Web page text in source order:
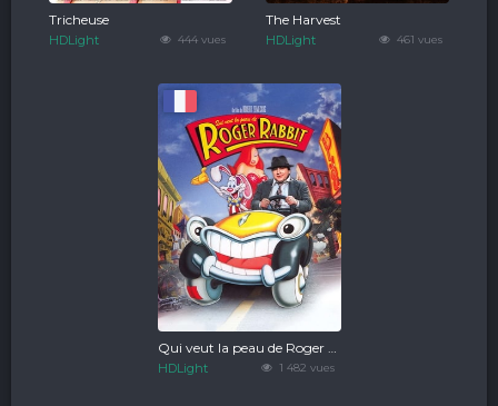
444 vues
Tricheuse
HDLight 461 vues
The Harvest
HDLight
1 482 vues
Qui veut la peau de Roger Rabbit ?
HDLight